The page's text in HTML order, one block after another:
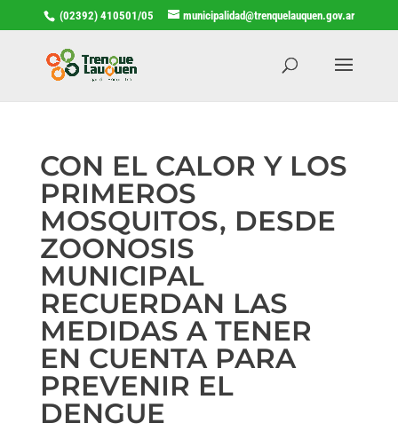
(02392) 410501/05 municipalidad@trenquelauquen.gov.ar
CON EL CALOR Y LOS
PRIMEROS
MOSQUITOS, DESDE
ZOONOSIS
MUNICIPAL
RECUERDAN LAS
MEDIDAS A TENER
EN CUENTA PARA
PREVENIR EL
DENGUE